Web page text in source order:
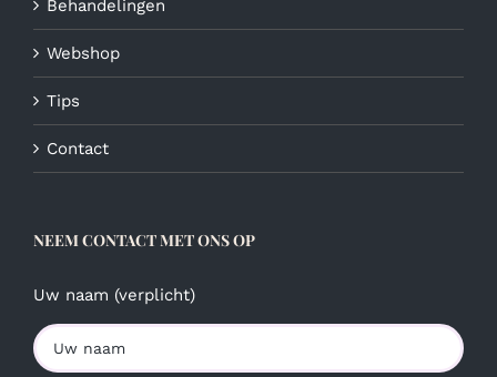
Behandelingen
Webshop
Tips
Contact
NEEM CONTACT MET ONS OP
Uw naam (verplicht)